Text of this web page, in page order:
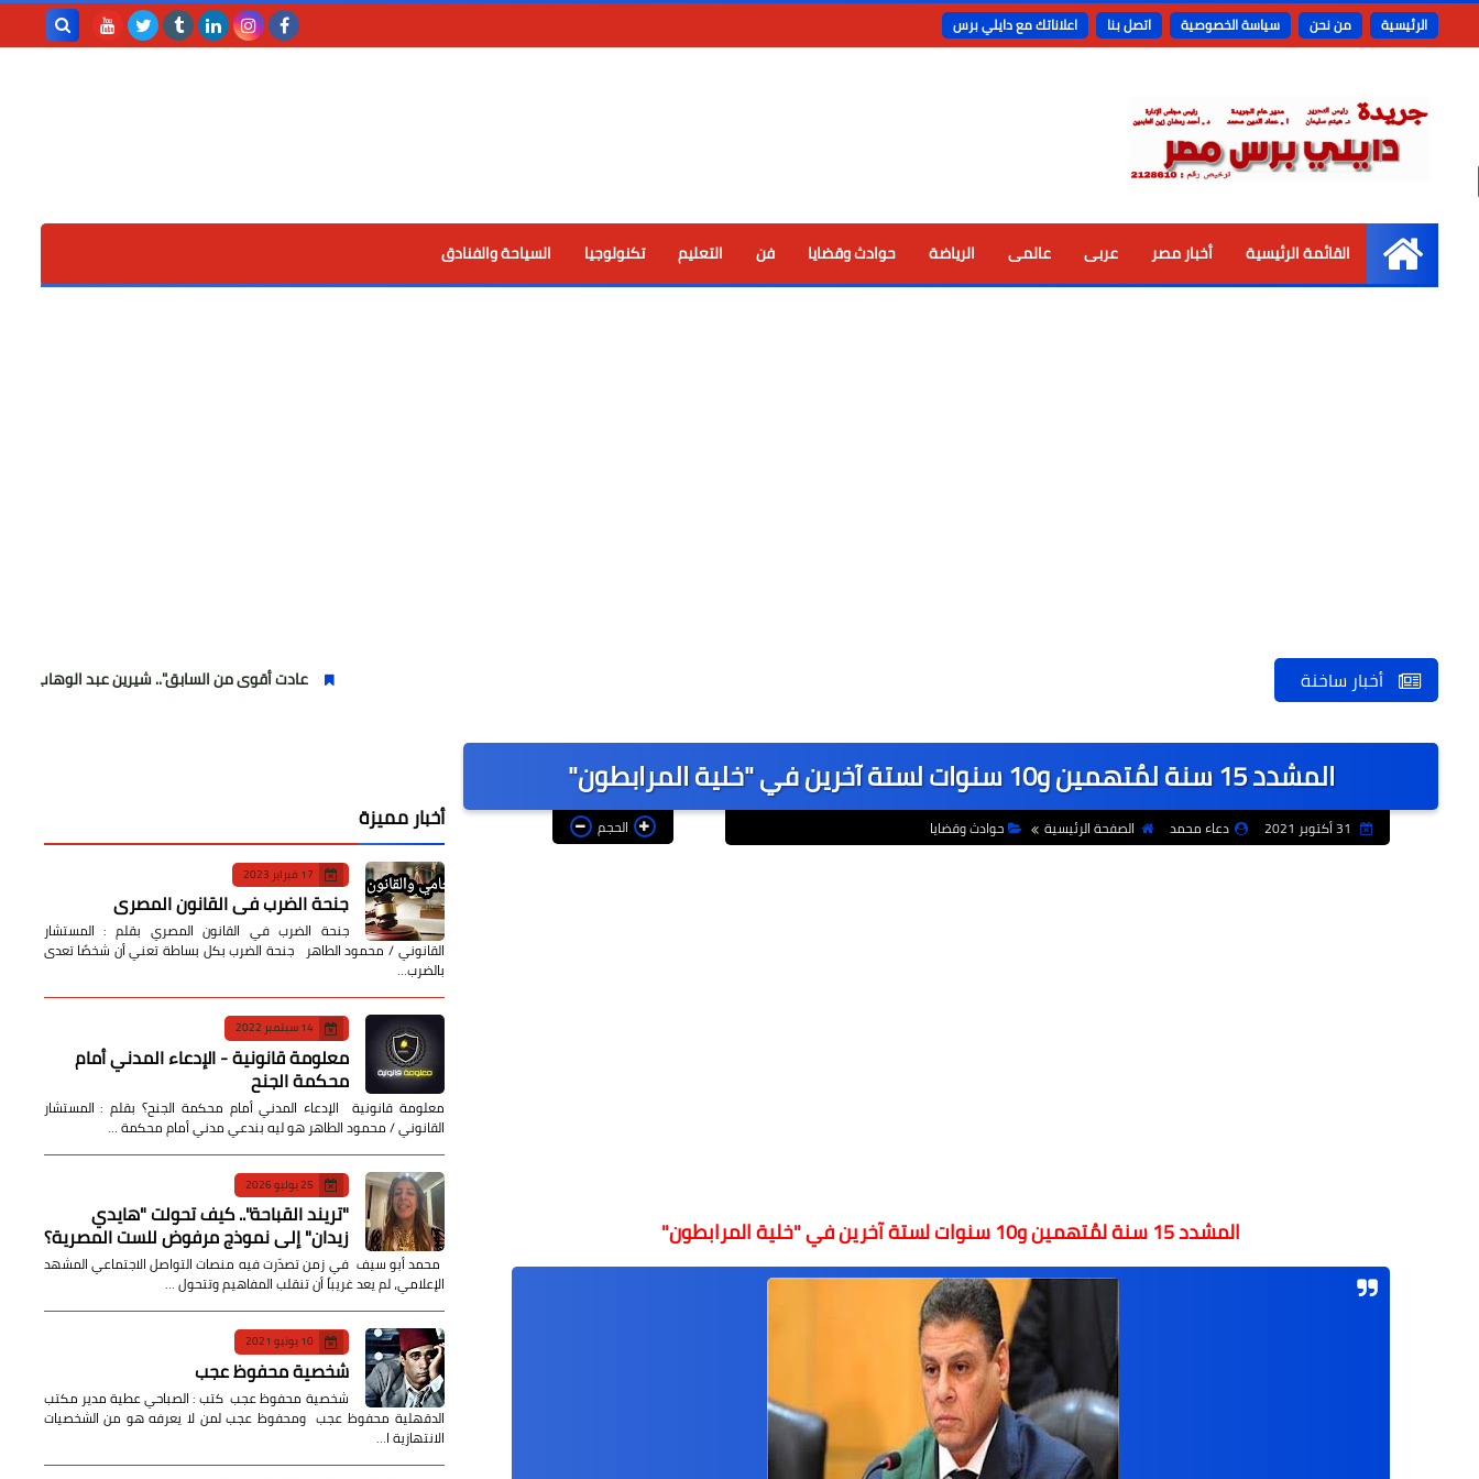
الرئيسية من نحن سياسة الخصوصية اتصل بنا اعلاناتك مع دايلي برس
الرئيسية
القائمة الرئيسية أخبار مصر عربى عالمى الرياضة حوادث وقضايا فن التعليم تكنولوجيا السياحة والفنادق
أخبار ساخنة عادت أقوى من السابق".. شيرين عبد الوهاب تتألق في أولى
المشدد 15 سنة لمُتهمين و10 سنوات لستة آخرين في "خلية المرابطون"
دعاء محمد الصفحة الرئيسية حوادث وقضايا الحجم
المشدد 15 سنة لمُتهمين و10 سنوات لستة آخرين في "خلية المرابطون"
أخبار مميزة
17 فبراير 2023
جنحة الضرب في القانون المصري
جنحة الضرب في القانون المصري بقلم : المستشار
القانوني / محمود الطاهر جنحة الضرب بكل بساطة تعني أن شخصًا تعدى
بالضرب…
14 سبتمبر 2022
معلومة قانونية - الإدعاء المدني أمام
محكمة الجنح
معلومة قانونية الإدعاء المدني أمام محكمة الجنح؟ بقلم : المستشار
القانوني / محمود الطاهر هو ليه بندعي مدني أمام محكمة …
25 يوليو 2026
​"تريند القباحة".. كيف تحولت "هايدي
زيدان" إلى نموذج مرفوض للست المصرية؟
​ محمد أبو سيف ​في زمن تصدّرت فيه منصات التواصل الاجتماعي المشهد
الإعلامي، لم يعد غريباً أن تنقلب المفاهيم وتتحول …
10 يونيو 2021
شخصية محفوظ عجب
شخصية محفوظ عجب كتب : الصباحي عطية مدير مكتب
الدقهلية محفوظ عجب ومحفوظ عجب لمن لا يعرفه هو من الشخصيات
الانتهازية ا…